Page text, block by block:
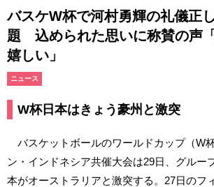
バスケW杯で河村勇輝の礼儀正
題 込められた思いに称賛の声
嬉しい」
ニュース
W杯日本はきょう豪州と激突
バスケットボールのワールドカップ（W
ン・インドネシア共催大会は29日、グルー
本がオーストラリアと激突する。27日のフ